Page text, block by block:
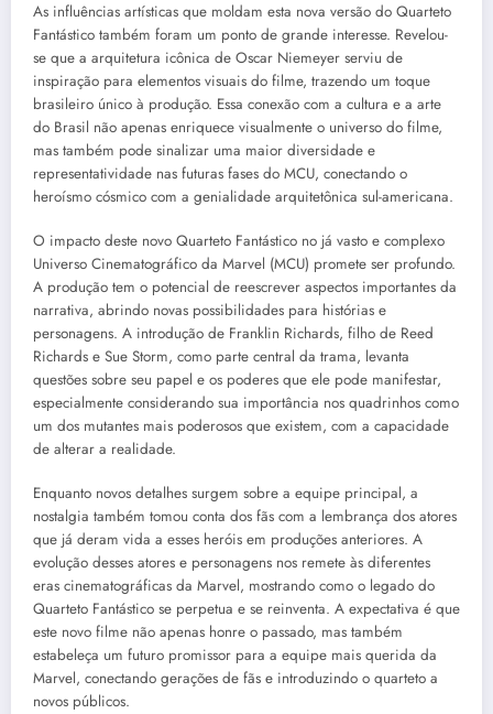
As influências artísticas que moldam esta nova versão do Quarteto
Fantástico também foram um ponto de grande interesse. Revelou-
se que a arquitetura icônica de Oscar Niemeyer serviu de
inspiração para elementos visuais do filme, trazendo um toque
brasileiro único à produção. Essa conexão com a cultura e a arte
do Brasil não apenas enriquece visualmente o universo do filme,
mas também pode sinalizar uma maior diversidade e
representatividade nas futuras fases do MCU, conectando o
heroísmo cósmico com a genialidade arquitetônica sul-americana.
O impacto deste novo Quarteto Fantástico no já vasto e complexo
Universo Cinematográfico da Marvel (MCU) promete ser profundo.
A produção tem o potencial de reescrever aspectos importantes da
narrativa, abrindo novas possibilidades para histórias e
personagens. A introdução de Franklin Richards, filho de Reed
Richards e Sue Storm, como parte central da trama, levanta
questões sobre seu papel e os poderes que ele pode manifestar,
especialmente considerando sua importância nos quadrinhos como
um dos mutantes mais poderosos que existem, com a capacidade
de alterar a realidade.
Enquanto novos detalhes surgem sobre a equipe principal, a
nostalgia também tomou conta dos fãs com a lembrança dos atores
que já deram vida a esses heróis em produções anteriores. A
evolução desses atores e personagens nos remete às diferentes
eras cinematográficas da Marvel, mostrando como o legado do
Quarteto Fantástico se perpetua e se reinventa. A expectativa é que
este novo filme não apenas honre o passado, mas também
estabeleça um futuro promissor para a equipe mais querida da
Marvel, conectando gerações de fãs e introduzindo o quarteto a
novos públicos.